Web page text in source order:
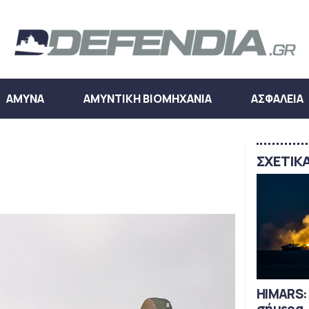
ΑΜΥΝΑ ΑΜΥΝΤΙΚΗ ΒΙΟΜΗΧΑΝΙΑ ΑΣΦΑΛΕΙΑ